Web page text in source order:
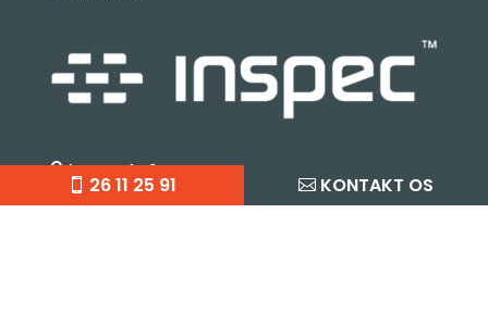
 Inspec ApS
Fælledvej 28,
26 11 25 91 KONTAKT OS